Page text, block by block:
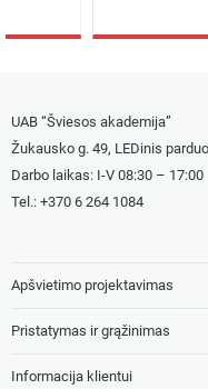
UAB “Šviesos akademija”
Žukausko g. 49, LEDinis
Darbo laikas: I-V 08:30 – 17:00
Tel.: +370 6 264 1084
Apšvietimo projektavimas
Pristatymas ir grąžinimas
Informacija klientui